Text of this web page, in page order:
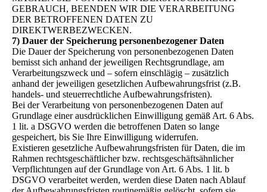
GEBRAUCH, BEENDEN WIR DIE VERARBEITUNG
DER BETROFFENEN DATEN ZU
DIREKTWERBEZWECKEN.
7) Dauer der Speicherung personenbezogener Daten
Die Dauer der Speicherung von personenbezogenen Daten
bemisst sich anhand der jeweiligen Rechtsgrundlage, am
Verarbeitungszweck und – sofern einschlägig – zusätzlich
anhand der jeweiligen gesetzlichen Aufbewahrungsfrist (z.B.
handels- und steuerrechtliche Aufbewahrungsfristen).
Bei der Verarbeitung von personenbezogenen Daten auf
Grundlage einer ausdrücklichen Einwilligung gemäß Art. 6 Abs.
1 lit. a DSGVO werden die betroffenen Daten so lange
gespeichert, bis Sie Ihre Einwilligung widerrufen.
Existieren gesetzliche Aufbewahrungsfristen für Daten, die im
Rahmen rechtsgeschäftlicher bzw. rechtsgeschäftsähnlicher
Verpflichtungen auf der Grundlage von Art. 6 Abs. 1 lit. b
DSGVO verarbeitet werden, werden diese Daten nach Ablauf